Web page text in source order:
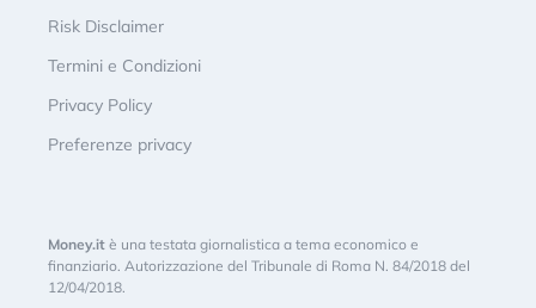
Risk Disclaimer
Termini e Condizioni
Privacy Policy
Preferenze privacy
Money.it è una testata giornalistica a tema economico e
finanziario. Autorizzazione del Tribunale di Roma N. 84/2018 del
12/04/2018.